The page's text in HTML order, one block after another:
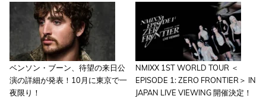
ベンソン・ブーン、待望の来日公
演の詳細が発表！10月に東京で一
夜限り！
NMIXX 1ST WORLD TOUR ＜
EPISODE 1: ZERO FRONTIER＞ IN
JAPAN LIVE VIEWING 開催決定！